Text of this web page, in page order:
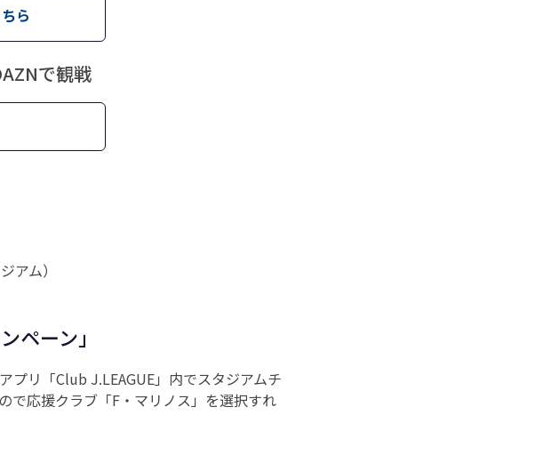
ら
で観戦
アム）
ペーン」
プリ「Club J.LEAGUE」内でスタジアムチ
で応援クラブ「F・マリノス」を選択すれ